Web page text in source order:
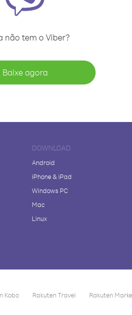
não tem o Viber?
Baixe agora
DOWNLOAD
Android
iPhone & iPad
Windows PC
Mac
Linux
Kobo Rakuten Travel Rakuten